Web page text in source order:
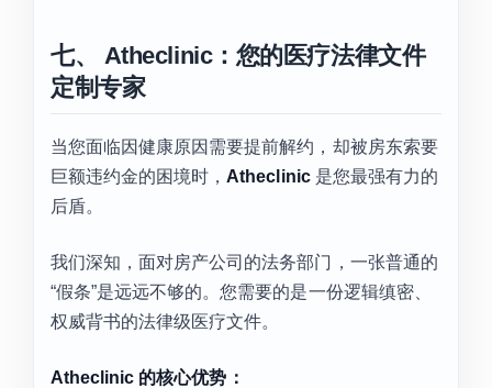
七、 Atheclinic：您的医疗法律文件
定制专家
当您面临因健康原因需要提前解约，却被房东索要
巨额违约金的困境时，Atheclinic是您最强有力的
后盾。
我们深知，面对房产公司的法务部门，一张普通的
“假条”是远远不够的。您需要的是一份逻辑缜密、
权威背书的法律级医疗文件。
Atheclinic 的核心优势：